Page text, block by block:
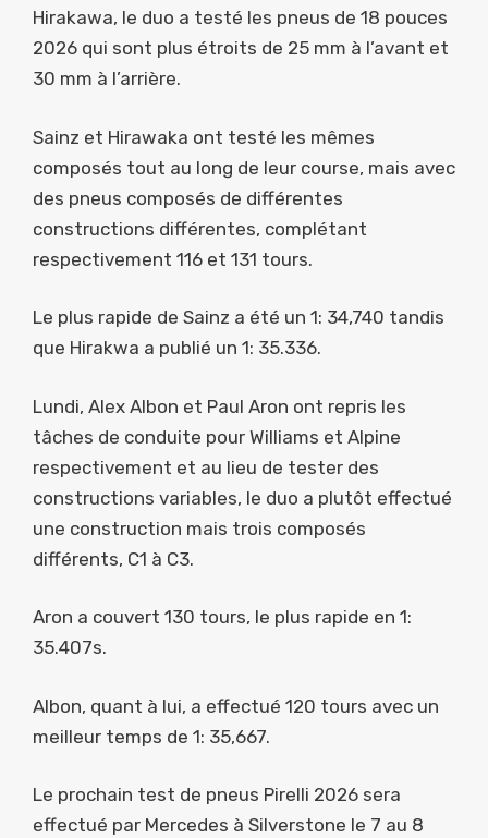
Hirakawa, le duo a testé les pneus de 18 pouces
2026 qui sont plus étroits de 25 mm à l’avant et
30 mm à l’arrière.
Sainz et Hirawaka ont testé les mêmes
composés tout au long de leur course, mais avec
des pneus composés de différentes
constructions différentes, complétant
respectivement 116 et 131 tours.
Le plus rapide de Sainz a été un 1: 34,740 tandis
que Hirakwa a publié un 1: 35.336.
Lundi, Alex Albon et Paul Aron ont repris les
tâches de conduite pour Williams et Alpine
respectivement et au lieu de tester des
constructions variables, le duo a plutôt effectué
une construction mais trois composés
différents, C1 à C3.
Aron a couvert 130 tours, le plus rapide en 1:
35.407s.
Albon, quant à lui, a effectué 120 tours avec un
meilleur temps de 1: 35,667.
Le prochain test de pneus Pirelli 2026 sera
effectué par Mercedes à Silverstone le 7 au 8